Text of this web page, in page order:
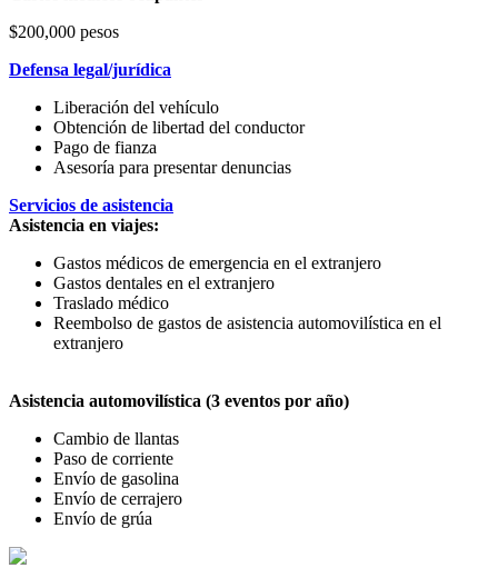
$200,000 pesos
Defensa legal/jurídica
Liberación del vehículo
Obtención de libertad del conductor
Pago de fianza
Asesoría para presentar denuncias
Servicios de asistencia
Asistencia en viajes:
Gastos médicos de emergencia en el extranjero
Gastos dentales en el extranjero
Traslado médico
Reembolso de gastos de asistencia automovilística en el
extranjero
Asistencia automovilística (3 eventos por año)
Cambio de llantas
Paso de corriente
Envío de gasolina
Envío de cerrajero
Envío de grúa